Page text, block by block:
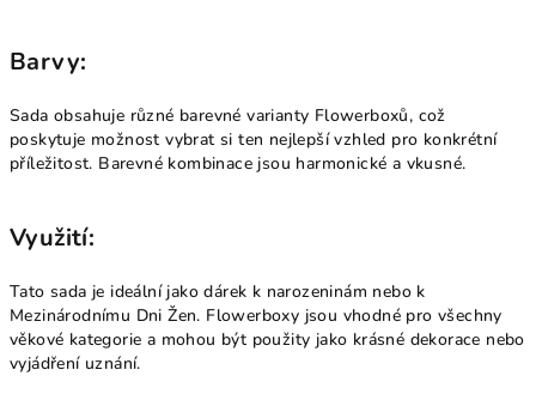
Barvy:
Sada obsahuje různé barevné varianty Flowerboxů, což
poskytuje možnost vybrat si ten nejlepší vzhled pro konkrétní
příležitost. Barevné kombinace jsou harmonické a vkusné.
Využití:
Tato sada je ideální jako dárek k narozeninám nebo k
Mezinárodnímu Dni Žen. Flowerboxy jsou vhodné pro všechny
věkové kategorie a mohou být použity jako krásné dekorace nebo
vyjádření uznání.